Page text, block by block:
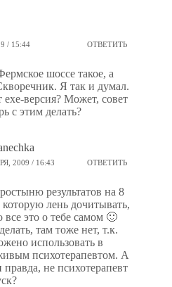
/ 15:44 ОТВЕТИТЬ
шоссе такое, а
Я так и думал.
версия? Может, совет
с этим делать?
2009 / 16:43 ОТВЕТИТЬ
результатов на 8
которую лень дочитывать,
все это о тебе самом 🙂
там тоже нет, т.к.
использовать в
психотерапевтом. А
правда, не психотерапевт